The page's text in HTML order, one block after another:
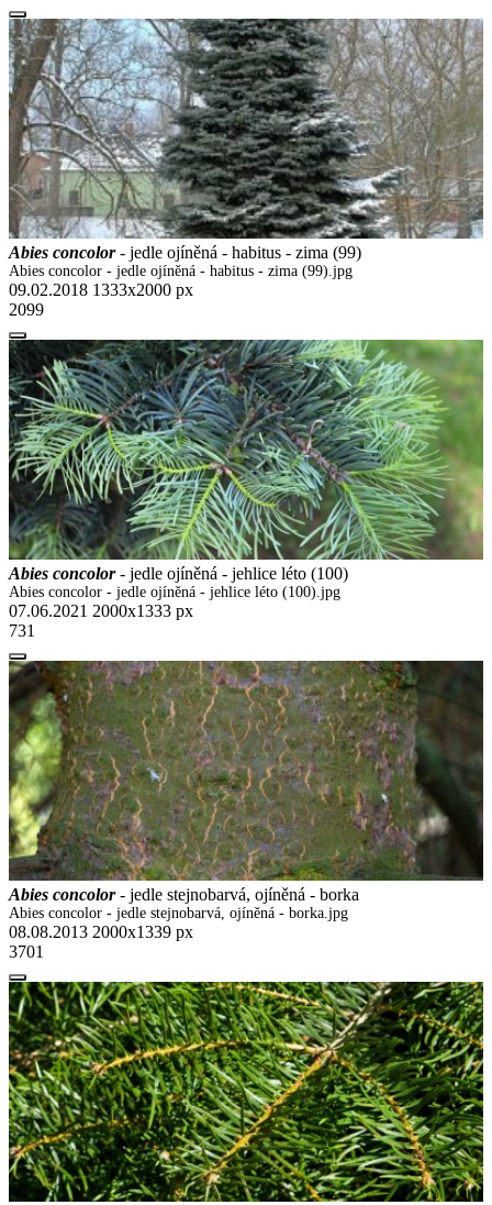
Abies concolor- jedle ojíněná - habitus - zima (99)
Abies concolor - jedle ojíněná - habitus - zima (99).jpg
09.02.2018 1333x2000 px
2099
Abies concolor- jedle ojíněná - jehlice léto (100)
Abies concolor - jedle ojíněná - jehlice léto (100).jpg
07.06.2021 2000x1333 px
731
Abies concolor- jedle stejnobarvá, ojíněná - borka
Abies concolor - jedle stejnobarvá, ojíněná - borka.jpg
08.08.2013 2000x1339 px
3701